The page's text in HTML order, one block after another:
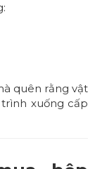
quên rằng vật
xuống cấp